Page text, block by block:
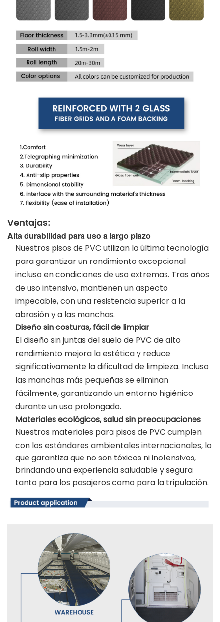
Ventajas:
Alta durabilidad para uso a largo plazo
Nuestros pisos de PVC utilizan la última tecnología
para garantizar un rendimiento excepcional
incluso en condiciones de uso extremas. Tras años
de uso intensivo, mantienen un aspecto
impecable, con una resistencia superior a la
abrasión y a las manchas.
Diseño sin costuras, fácil de limpiar
El diseño sin juntas del suelo de PVC de alto
rendimiento mejora la estética y reduce
significativamente la dificultad de limpieza. Incluso
las manchas más pequeñas se eliminan
fácilmente, garantizando un entorno higiénico
durante un uso prolongado.
Materiales ecológicos, salud sin preocupaciones
Nuestros materiales para pisos de PVC cumplen
con los estándares ambientales internacionales, lo
que garantiza que no son tóxicos ni inofensivos,
brindando una experiencia saludable y segura
tanto para los pasajeros como para la tripulación.